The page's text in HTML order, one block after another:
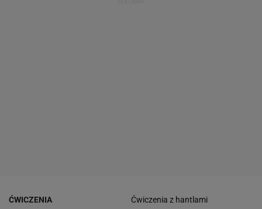
ĆWICZENIA Ćwiczenia z hantlami